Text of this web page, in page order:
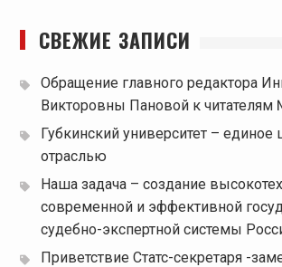
СВЕЖИЕ ЗАПИСИ
Обращение главного редактора
Викторовны Пановой к читателям
Губкинский университет – единое
отраслью
Наша задача – создание
современной и эффективной
судебно-экспертной системы
Приветствие Статс-секретаря -